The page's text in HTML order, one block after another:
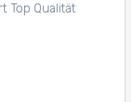
Top Qualität